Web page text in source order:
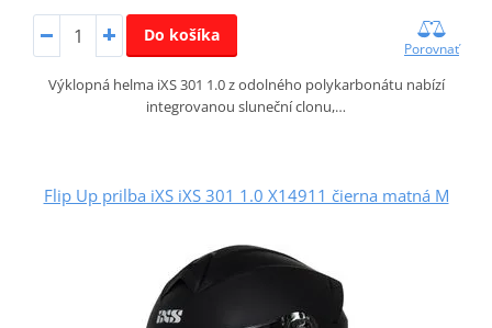
Do košíka
Porovnať
Výklopná helma iXS 301 1.0 z odolného polykarbonátu nabízí
integrovanou sluneční clonu,…
Flip Up prilba iXS iXS 301 1.0 X14911 čierna matná M